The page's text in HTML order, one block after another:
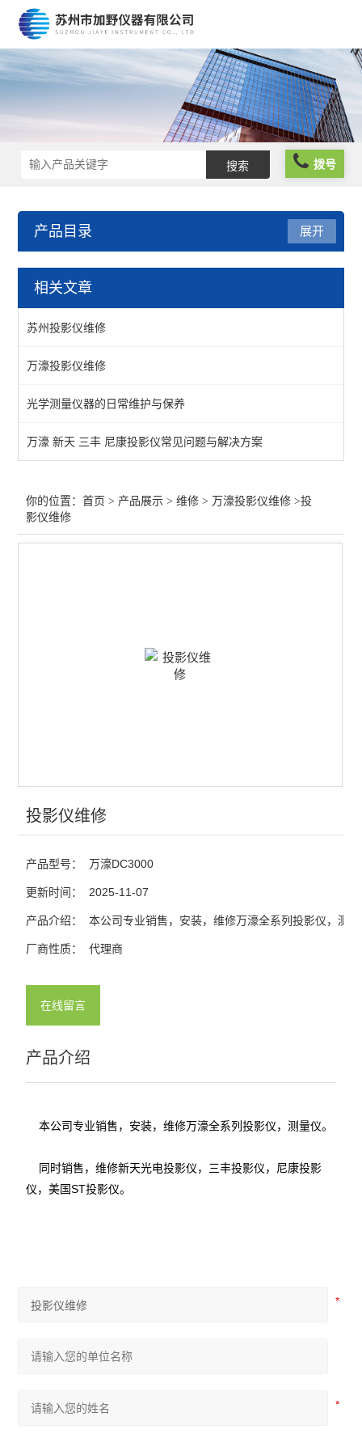
拨号
产品目录
维修
苏州投影仪维修，2.5D维修
查看全部 >>
展开
相关文章
苏州投影仪维修
万濠投影仪维修
光学测量仪器的日常维护与保养
万濠 新天 三丰 尼康投影仪常见问题与解决方案
你的位置：首页 > 产品展示 >维修 > 万濠投影仪维修 >投
影仪维修
投影仪维修
产品型号： 万濠DC3000
更新时间： 2025-11-07
产品介绍： 本公司专业销售，安装，维修万濠全系列投影仪，测
厂商性质： 代理商
在线留言
产品介绍
本公司专业销售，安装，维修万濠全系列投影仪，测量仪。
同时销售，维修新天光电投影仪，三丰投影仪，尼康投影
仪，美国ST投影仪。